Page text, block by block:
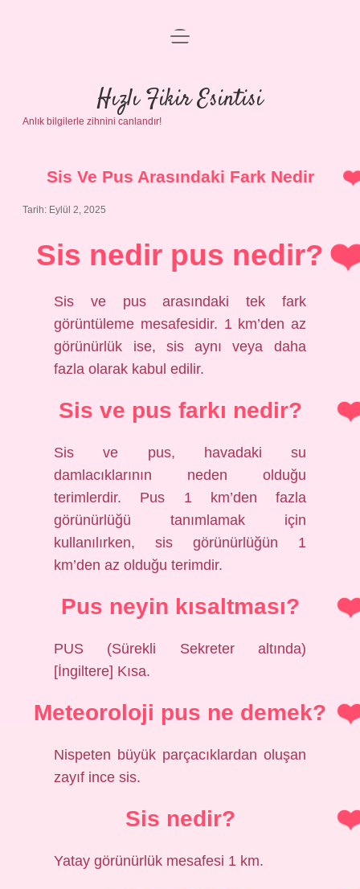
Anasayfa
Gizlilik Politikası
Yasal Uyarı
menüyü
Hızlı Fikir Esintisi
Anlık bilgilerle zihnini canlandır!
Sis Ve Pus Arasındaki Fark Nedir
Tarih: Eylül 2, 2025
Sis nedir pus nedir?
Sis ve pus arasındaki tek fark
görüntüleme mesafesidir. 1 km’den az
görünürlük ise, sis aynı veya daha
fazla olarak kabul edilir.
Sis ve pus farkı nedir?
Sis ve pus, havadaki su
damlacıklarının neden olduğu
terimlerdir. Pus 1 km’den fazla
görünürlüğü tanımlamak için
kullanılırken, sis görünürlüğün 1
km’den az olduğu terimdir.
Pus neyin kısaltması?
PUS (Sürekli Sekreter altında)
[İngiltere] Kısa.
Meteoroloji pus ne demek?
Nispeten büyük parçacıklardan oluşan
zayıf ince sis.
Sis nedir?
Yatay görünürlük mesafesi 1 km.